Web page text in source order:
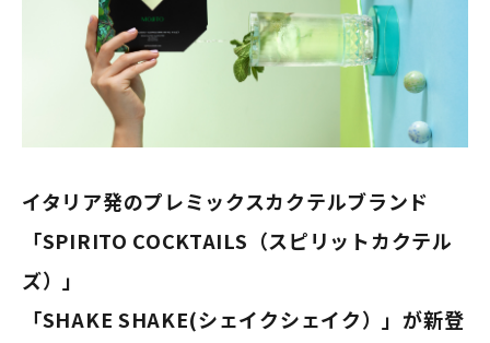
イタリア発のプレミックスカクテルブランド
「SPIRITO COCKTAILS（スピリットカクテル
ズ）」
「SHAKE SHAKE(シェイクシェイク）」が新登